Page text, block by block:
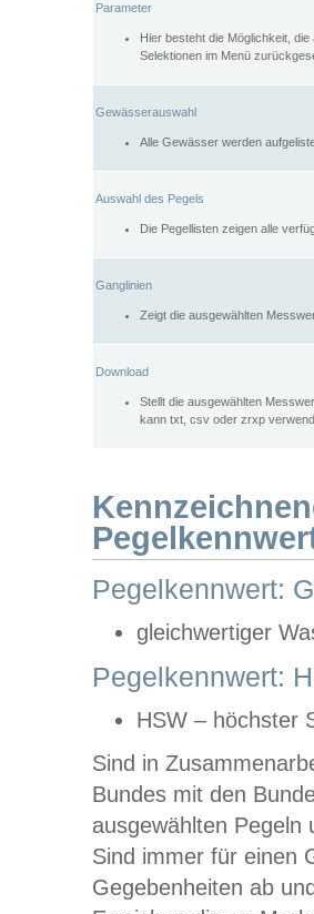
Parameter
Hier besteht die Möglichkeit,
Selektionen im Menü
Gewässerauswahl
Alle Gewässer werden
Auswahl des Pegels
Die Pegellisten zeigen alle
Ganglinien
Zeigt die ausgewählten
Download
Stellt die ausgewählten
kann txt, csv oder zrxp
Pegelkennwert:
gleichwertiger
Pegelkennwert:
HSW – höchster
Sind in
Bundes mit den
ausgewählten
Sind immer für einen
Gegebenheiten ab